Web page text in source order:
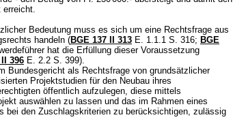
erreicht.
Bedeutung muss es sich um eine Rechtsfrage aus
handeln (BGE 137 II 313 E. 1.1.1 S. 316; BGE
hat die Erfüllung dieser Voraussetzung
396 E. 2.2 S. 399).
Bundesgericht als Rechtsfrage von grundsätzlicher
Projektstudien für den Neubau ihres
öffentlich aufzulegen, diese mittels
auswählen zu lassen und das im Rahmen eines
bei den Zuschlagskriterien zu berücksichtigen, zulässig